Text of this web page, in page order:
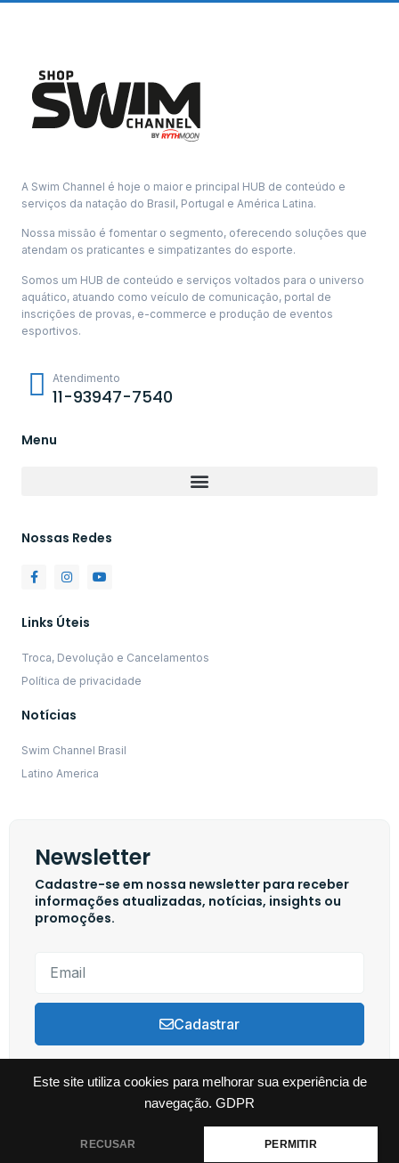
Este site utiliza cookies para melhorar sua experiência de
navegação. GDPR
RECUSAR PERMITIR
A Swim Channel é hoje o maior e principal HUB de conteúdo e
serviços da natação do Brasil, Portugal e América Latina.
Nossa missão é fomentar o segmento, oferecendo soluções que
atendam os praticantes e simpatizantes do esporte.
Somos um HUB de conteúdo e serviços voltados para o universo
aquático, atuando como veículo de comunicação, portal de
inscrições de provas, e-commerce e produção de eventos
esportivos.
Atendimento
11-93947-7540
Menu
Nossas Redes
Links Úteis
Troca, Devolução e Cancelamentos
Política de privacidade
Notícias
Swim Channel Brasil
Latino America
Newsletter
Cadastre-se em nossa newsletter para receber
informações atualizadas, notícias, insights ou
promoções.
Cadastrar
Copyright © 2024 Swim Channel, Todos os direitos reservados. Powered by